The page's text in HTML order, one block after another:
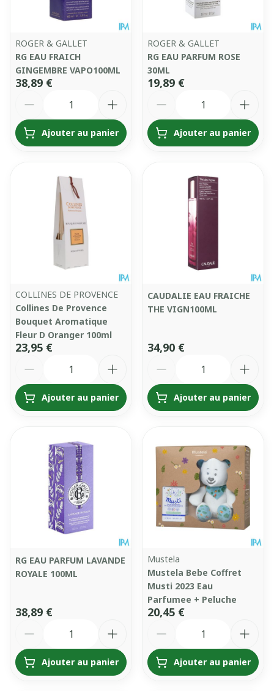
ROGER & GALLET
RG EAU FRAICH
GINGEMBRE VAPO100ML
38,89 €
Ajouter au panier
ROGER & GALLET
RG EAU PARFUM ROSE
30ML
19,89 €
Ajouter au panier
COLLINES DE PROVENCE
Collines De Provence
Bouquet Aromatique
Fleur D Oranger 100ml
23,95 €
Ajouter au panier
CAUDALIE EAU FRAICHE
THE VIGN100ML
34,90 €
Ajouter au panier
RG EAU PARFUM LAVANDE
ROYALE 100ML
38,89 €
Ajouter au panier
Mustela
Mustela Bebe Coffret
Musti 2023 Eau
Parfumee + Peluche
20,45 €
Ajouter au panier